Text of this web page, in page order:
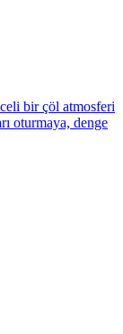
bir çöl atmosferi
oturmaya, denge